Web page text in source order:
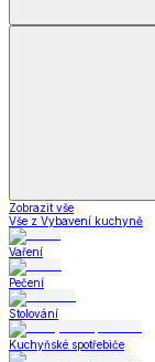
Zobrazit vše
Vše z Vybavení kuchyně
Vaření
Pečení
Stolování
Kuchyňské spotřebiče